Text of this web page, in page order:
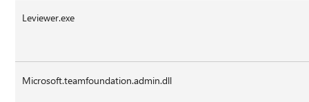
Leviewer.exe
Microsoft.teamfoundation.admin.dll